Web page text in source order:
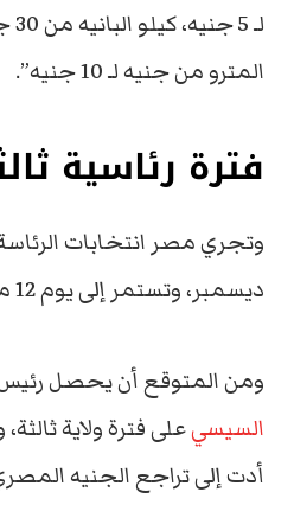
المترو من جنيه لـ 10 جنيه”.
فترة رئاسية
ديسمبر، وتستمر إلى يوم 12 من الشهر ذاته.
ومن المتوقع أن يحصل
السيسيعلى فترة ولاية
أدت إلى تراجع الجنيه